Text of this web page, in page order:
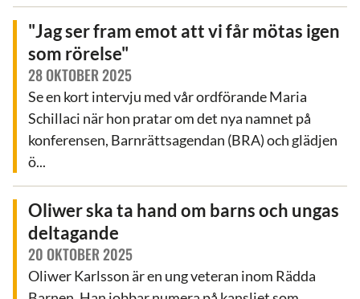
"Jag ser fram emot att vi får mötas igen
som rörelse"
28 OKTOBER 2025
Se en kort intervju med vår ordförande Maria
Schillaci när hon pratar om det nya namnet på
konferensen, Barnrättsagendan (BRA) och glädjen
ö...
Oliwer ska ta hand om barns och ungas
deltagande
20 OKTOBER 2025
Oliwer Karlsson är en ung veteran inom Rädda